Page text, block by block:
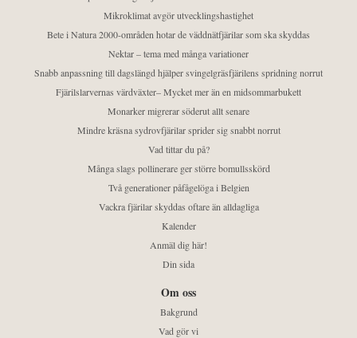
Mikroklimat avgör utvecklingshastighet
Bete i Natura 2000-områden hotar de väddnätfjärilar som ska skyddas
Nektar – tema med många variationer
Snabb anpassning till dagslängd hjälper svingelgräsfjärilens spridning norrut
Fjärilslarvernas värdväxter– Mycket mer än en midsommarbukett
Monarker migrerar söderut allt senare
Mindre kräsna sydrovfjärilar sprider sig snabbt norrut
Vad tittar du på?
Många slags pollinerare ger större bomullsskörd
Två generationer påfågelöga i Belgien
Vackra fjärilar skyddas oftare än alldagliga
Kalender
Anmäl dig här!
Din sida
Om oss
Bakgrund
Vad gör vi